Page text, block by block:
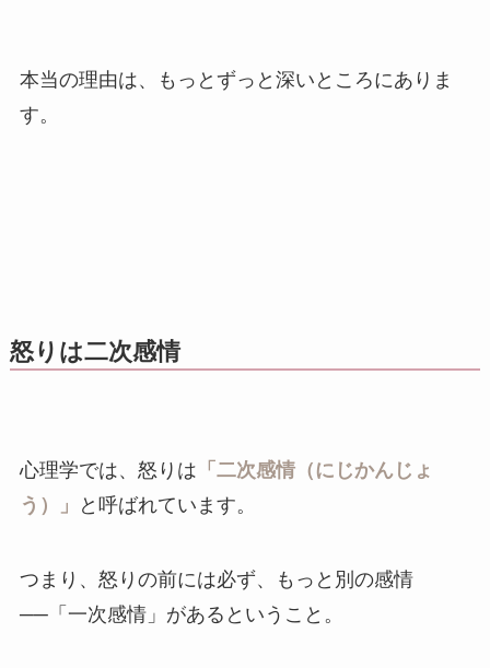
本当の理由は、もっとずっと深いところにありま
す。
怒りは二次感情
心理学では、怒りは 「二次感情（にじかんじょ
う）」
と呼ばれています。
つまり、怒りの前には必ず、もっと別の感情
──「一次感情」があるということ。